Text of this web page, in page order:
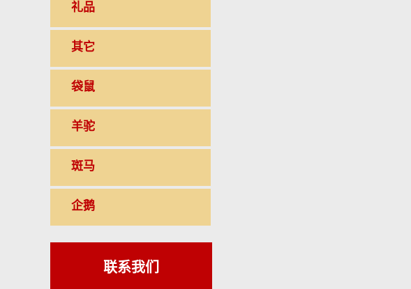
礼品
其它
袋鼠
羊驼
斑马
企鹅
联系我们